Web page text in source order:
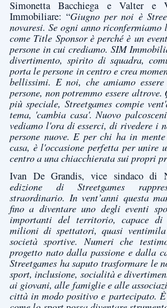
Simonetta Bacchiega e Valter e
Immobiliare: “Giugno per noi è
novaresi. Se ogni anno riconfermiamo
come Title Sponsor è perché è un
persone in cui crediamo. SIM
divertimento, spirito di squadra,
porta le persone in centro e crea
bellissimi. E noi, che amiamo
persone, non potremmo essere
più speciale, Streetgames compie
tema, 'cambia casa'. Nuovo
vediamo l'ora di esserci, di rivedere i
persone nuove. E per chi ha in
casa, è l'occasione perfetta per unire
centro a una chiacchierata sui propri
Ivan De Grandis, vice sindaco di
edizione di Streetgames
straordinario. In vent’anni questa
fino a diventare uno degli eventi
importanti del territorio, capace di
milioni di spettatori, quasi
società sportive. Numeri che
progetto nato dalla passione e dalla
Streetgames ha saputo trasformare le
sport, inclusione, socialità e
ai giovani, alle famiglie e alle
città in modo positivo e partecipato.